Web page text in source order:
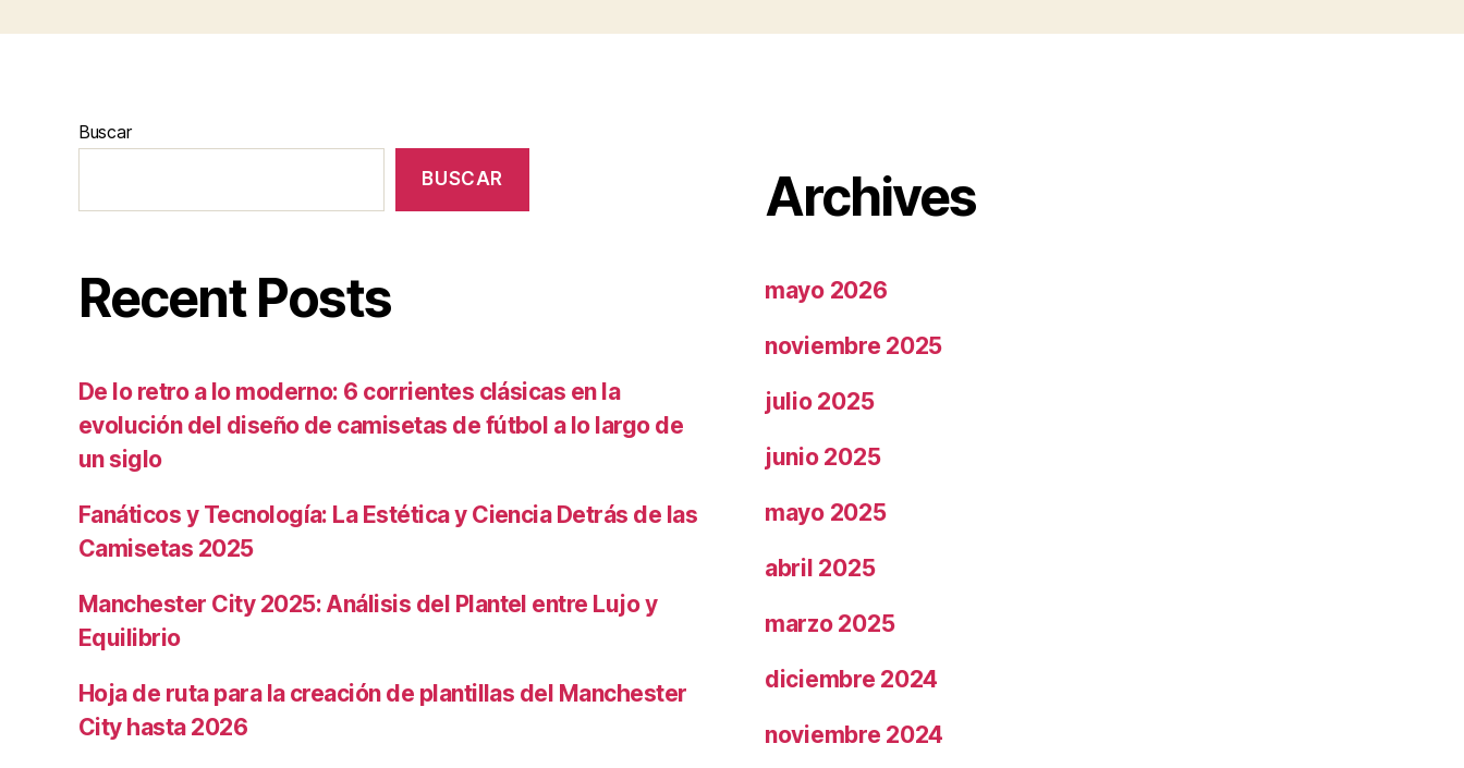
Buscar
BUSCAR
Recent Posts
De lo retro a lo moderno: 6 corrientes clásicas en la
evolución del diseño de camisetas de fútbol a lo largo de
un siglo
Fanáticos y Tecnología: La Estética y Ciencia Detrás de las
Camisetas 2025
Manchester City 2025: Análisis del Plantel entre Lujo y
Equilibrio
Hoja de ruta para la creación de plantillas del Manchester
City hasta 2026
Archives
mayo 2026
noviembre 2025
julio 2025
junio 2025
mayo 2025
abril 2025
marzo 2025
diciembre 2024
noviembre 2024